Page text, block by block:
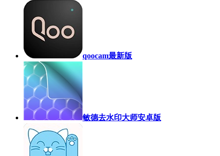
qoocam最新版
敏德去水印大师安卓版